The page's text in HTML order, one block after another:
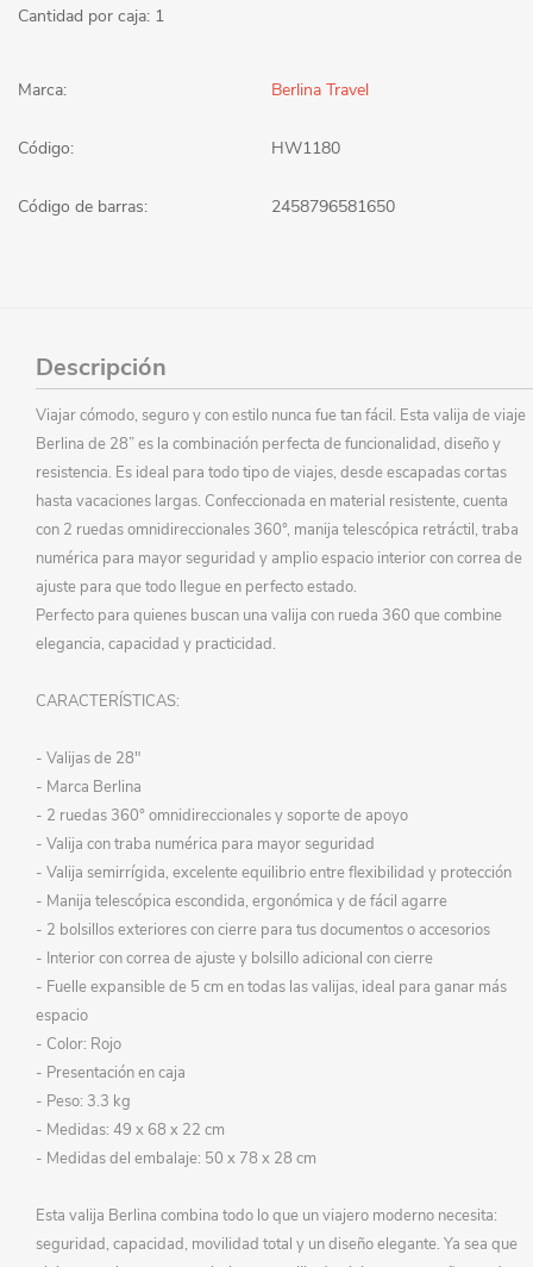
Cantidad por caja: 1
Marca: Berlina Travel
Código: HW1180
Código de barras: 2458796581650
Descripción
Viajar cómodo, seguro y con estilo nunca fue tan fácil. Esta valija de viaje
Berlina de 28” es la combinación perfecta de funcionalidad, diseño y
resistencia. Es ideal para todo tipo de viajes, desde escapadas cortas
hasta vacaciones largas. Confeccionada en material resistente, cuenta
con 2 ruedas omnidireccionales 360°, manija telescópica retráctil, traba
numérica para mayor seguridad y amplio espacio interior con correa de
ajuste para que todo llegue en perfecto estado.
Perfecto para quienes buscan una valija con rueda 360 que combine
elegancia, capacidad y practicidad.
CARACTERÍSTICAS:
- Valijas de 28"
- Marca Berlina
- 2 ruedas 360° omnidireccionales y soporte de apoyo
- Valija con traba numérica para mayor seguridad
- Valija semirrígida, excelente equilibrio entre flexibilidad y protección
- Manija telescópica escondida, ergonómica y de fácil agarre
- 2 bolsillos exteriores con cierre para tus documentos o accesorios
- Interior con correa de ajuste y bolsillo adicional con cierre
- Fuelle expansible de 5 cm en todas las valijas, ideal para ganar más
espacio
- Color: Rojo
- Presentación en caja
- Peso: 3.3 kg
- Medidas: 49 x 68 x 22 cm
- Medidas del embalaje: 50 x 78 x 28 cm
Esta valija Berlina combina todo lo que un viajero moderno necesita:
seguridad, capacidad, movilidad total y un diseño elegante. Ya sea que